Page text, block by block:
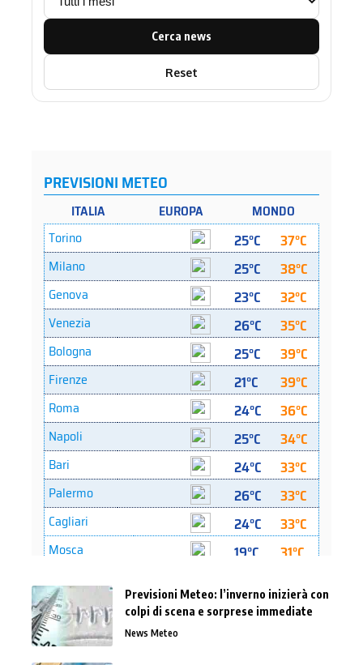
Cerca news
Reset
Previsioni Meteo: l’inverno inizierà con
colpi di scena e sorprese immediate
News Meteo